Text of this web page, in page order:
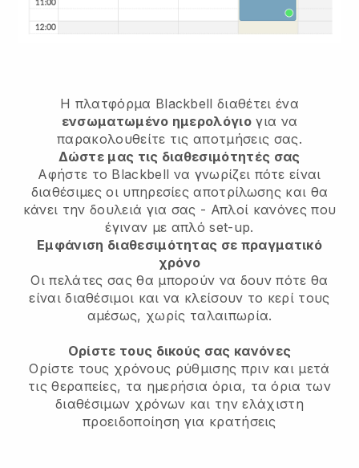
Η πλατφόρμα Blackbell διαθέτει ένα
ενσωματωμένο ημερολόγιο για να
παρακολουθείτε τις αποτμήσεις σας.
Δώστε μας τις διαθεσιμότητές σας
Αφήστε το Blackbell να γνωρίζει πότε είναι
διαθέσιμες οι υπηρεσίες αποτρίλωσης και θα
κάνει την δουλειά για σας - Απλοί κανόνες που
έγιναν με απλό set-up.
Εμφάνιση διαθεσιμότητας σε πραγματικό
χρόνο
Οι πελάτες σας θα μπορούν να δουν πότε θα
είναι διαθέσιμοι και να κλείσουν το κερί τους
αμέσως, χωρίς ταλαιπωρία.
Ορίστε τους δικούς σας κανόνες
Ορίστε τους χρόνους ρύθμισης πριν και μετά
τις θεραπείες, τα ημερήσια όρια, τα όρια των
διαθέσιμων χρόνων και την ελάχιστη
προειδοποίηση για κρατήσεις